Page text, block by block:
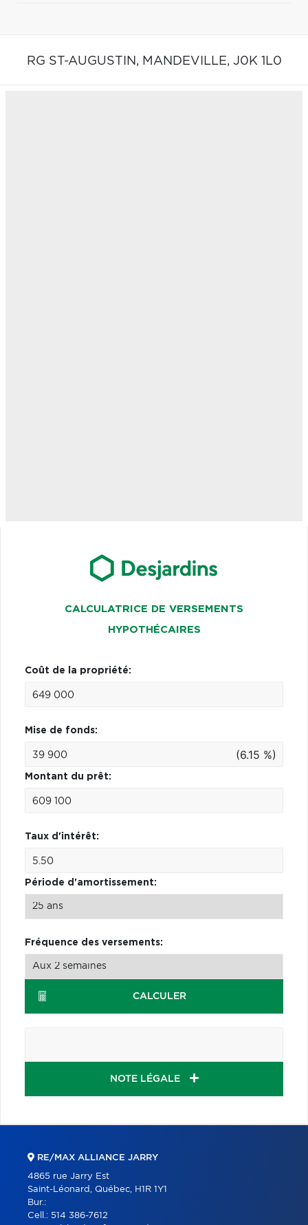
RG ST-AUGUSTIN, MANDEVILLE, J0K 1L0
CALCULATRICE DE VERSEMENTS
HYPOTHÉCAIRES
Coût de la propriété:
Mise de fonds:
(6.15 %)
Montant du prêt:
Taux d'intérêt:
Période d'amortissement:
Fréquence des versements:
CALCULER
NOTE LÉGALE
RE/MAX ALLIANCE JARRY
4865 rue Jarry Est
Saint-Léonard, Québec, H1R 1Y1
Bur.:
Cell.: 514 386-7612